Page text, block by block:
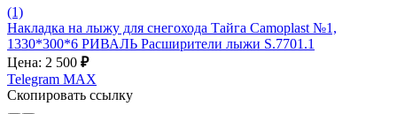
(1)
Накладка на лыжу для снегохода Тайга Camoplast №1,
1330*300*6 РИВАЛЬ Расширители лыжи S.7701.1
Цена: 2 500 ₽
Telegram MAX
Скопировать ссылку